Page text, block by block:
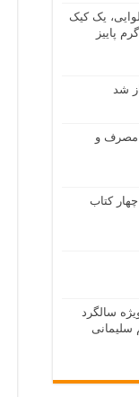
یک کیک
پاییز
مصرف و
کتاب
سالگرد